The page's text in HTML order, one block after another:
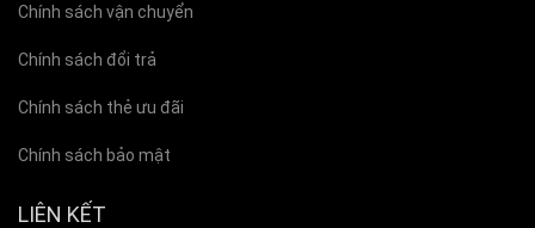
Chính sách vận chuyển
Chính sách đổi trả
Chính sách thẻ ưu đãi
Chính sách bảo mật
LIÊN KẾT